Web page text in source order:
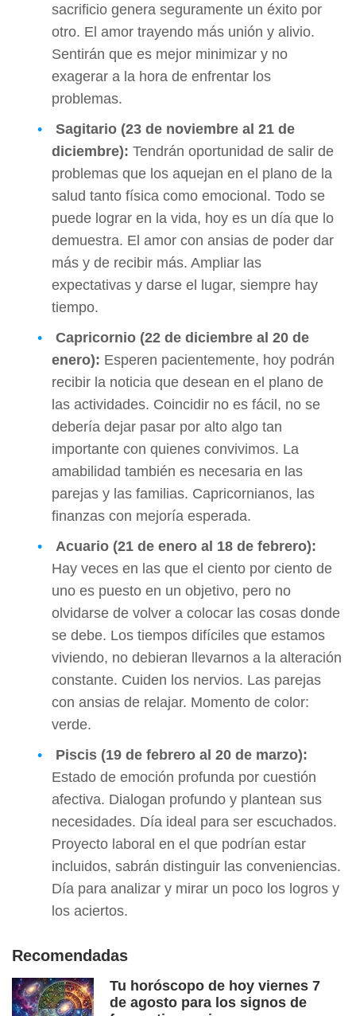
sacrificio genera seguramente un éxito por
otro. El amor trayendo más unión y alivio.
Sentirán que es mejor minimizar y no
exagerar a la hora de enfrentar los
problemas.
Sagitario (23 de noviembre al 21 de
diciembre): Tendrán oportunidad de salir de
problemas que los aquejan en el plano de la
salud tanto física como emocional. Todo se
puede lograr en la vida, hoy es un día que lo
demuestra. El amor con ansias de poder dar
más y de recibir más. Ampliar las
expectativas y darse el lugar, siempre hay
tiempo.
Capricornio (22 de diciembre al 20 de
enero): Esperen pacientemente, hoy podrán
recibir la noticia que desean en el plano de
las actividades. Coincidir no es fácil, no se
debería dejar pasar por alto algo tan
importante con quienes convivimos. La
amabilidad también es necesaria en las
parejas y las familias. Capricornianos, las
finanzas con mejoría esperada.
Acuario (21 de enero al 18 de febrero):
Hay veces en las que el ciento por ciento de
uno es puesto en un objetivo, pero no
olvidarse de volver a colocar las cosas donde
se debe. Los tiempos difíciles que estamos
viviendo, no debieran llevarnos a la alteración
constante. Cuiden los nervios. Las parejas
con ansias de relajar. Momento de color:
verde.
Piscis (19 de febrero al 20 de marzo):
Estado de emoción profunda por cuestión
afectiva. Dialogan profundo y plantean sus
necesidades. Día ideal para ser escuchados.
Proyecto laboral en el que podrían estar
incluidos, sabrán distinguir las conveniencias.
Día para analizar y mirar un poco los logros y
los aciertos.
Recomendadas
Tu horóscopo de hoy viernes 7
de agosto para los signos de